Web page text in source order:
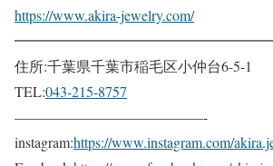
https://www.akira-jewelry.com/
住所:千葉県千葉市稲毛区小仲台6-5-1
TEL:043-215-8757
—————————————-
instagram:https://www.instagram.com/